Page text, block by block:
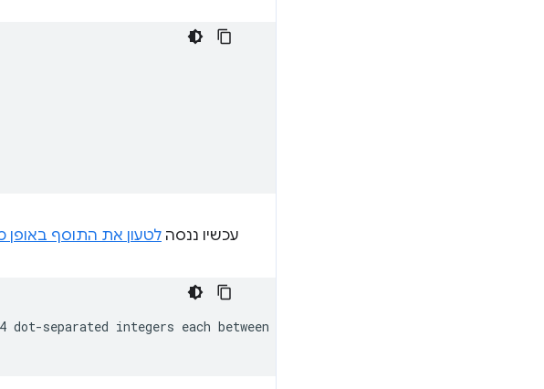
עכשיו ננסה לטעון את התוסף באופן
dot-separated integers each between